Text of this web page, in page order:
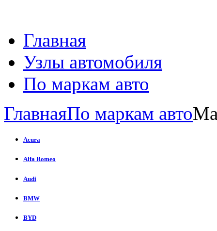
Главная
Узлы автомобиля
По маркам авто
ГлавнаяПо маркам авто
Acura
Alfa Romeo
Audi
BMW
BYD